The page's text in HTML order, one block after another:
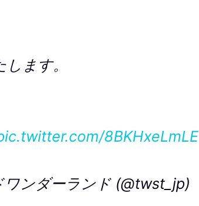
ます。
8BKHxeLmLE
ンダーランド (@twst_jp)